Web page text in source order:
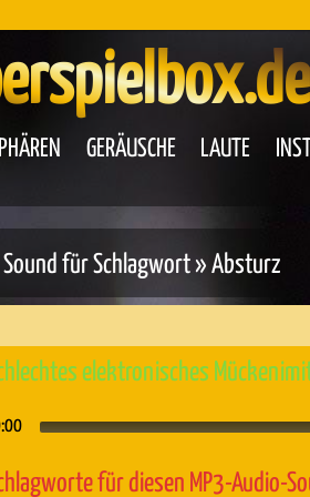
GERÄUSCHE LAUTE
für Schlagwort » Absturz
elektronisches
für diesen MP3-Audio-